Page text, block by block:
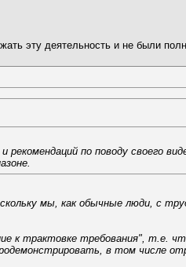
эту деятельность и не были
рекомендаций по поводу своего
мы, как обычные люди, с
трактовке требования", т.е.
в том числе